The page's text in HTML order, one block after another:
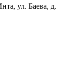
ул. Баева, д.